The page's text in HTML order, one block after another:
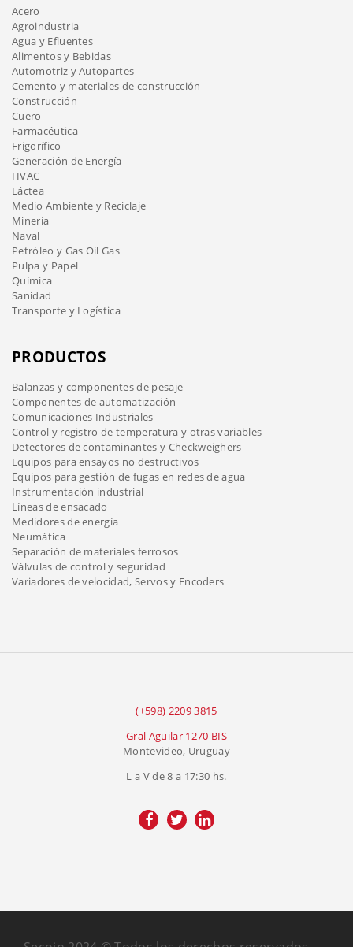
Acero
Agroindustria
Agua y Efluentes
Alimentos y Bebidas
Automotriz y Autopartes
Cemento y materiales de construcción
Construcción
Cuero
Farmacéutica
Frigorífico
Generación de Energía
HVAC
Láctea
Medio Ambiente y Reciclaje
Minería
Naval
Petróleo y Gas Oil Gas
Pulpa y Papel
Química
Sanidad
Transporte y Logística
PRODUCTOS
Balanzas y componentes de pesaje
Componentes de automatización
Comunicaciones Industriales
Control y registro de temperatura y otras variables
Detectores de contaminantes y Checkweighers
Equipos para ensayos no destructivos
Equipos para gestión de fugas en redes de agua
Instrumentación industrial
Líneas de ensacado
Medidores de energía
Neumática
Separación de materiales ferrosos
Válvulas de control y seguridad
Variadores de velocidad, Servos y Encoders
(+598) 2209 3815
Gral Aguilar 1270 BIS
Montevideo, Uruguay
L a V de 8 a 17:30 hs.